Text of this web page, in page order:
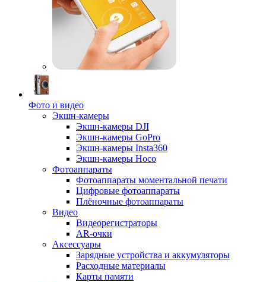
Фото и видео
Экшн-камеры
Экшн-камеры DJI
Экшн-камеры GoPro
Экшн-камеры Insta360
Экшн-камеры Hoco
Фотоаппараты
Фотоаппараты моментальной печати
Цифровые фотоаппараты
Плёночные фотоаппараты
Видео
Видеорегистраторы
AR-очки
Аксессуары
Зарядные устройства и аккумуляторы
Расходные материалы
Карты памяти